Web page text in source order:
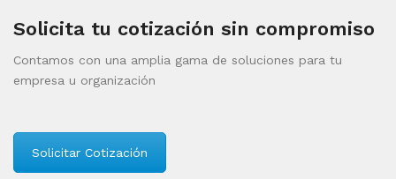
Solicita tu cotización sin compromiso
Contamos con una amplia gama de soluciones para tu
empresa u organización
Solicitar Cotización